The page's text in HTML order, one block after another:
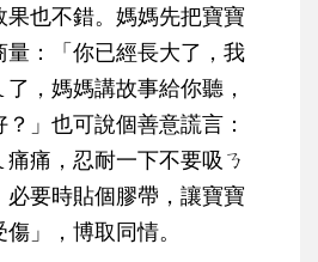
果也不錯。媽媽先把寶寶
：「你已經長大了，我
，媽媽講故事給你聽，
」也可說個善意謊言：
痛痛，忍耐一下不要吸ㄋ
必要時貼個膠帶，讓寶寶
」，博取同情。